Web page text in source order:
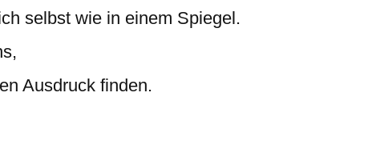
selbst wie in einem Spiegel.
Ausdruck finden.